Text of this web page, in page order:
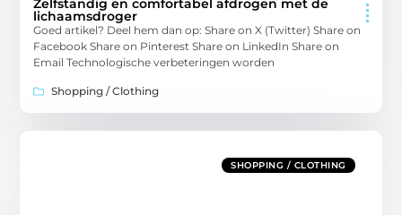
Zelfstandig en comfortabel afdrogen met de
lichaamsdroger
Goed artikel? Deel hem dan op: Share on X (Twitter) Share on
Facebook Share on Pinterest Share on LinkedIn Share on
Email Technologische verbeteringen worden
Shopping / Clothing
SHOPPING / CLOTHING